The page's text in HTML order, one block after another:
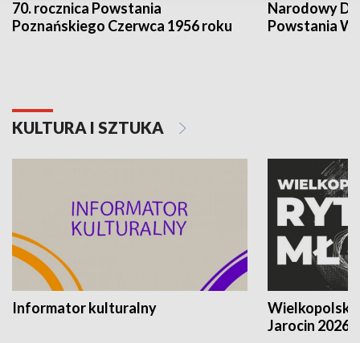
70. rocznica Powstania
Poznańskiego Czerwca 1956 roku
Narodowy
Powstania
KULTURA I SZTUKA
Informator kulturalny
Jarocin 2026